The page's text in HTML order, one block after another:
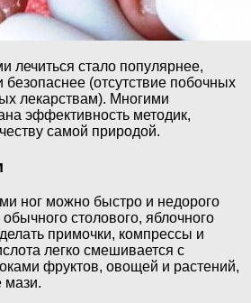
лечиться стало популярнее,
(отсутствие побочных
лекарствам). Многими
эффективность методик,
самой природой.
ног можно быстро и недорого
столового, яблочного
примочки, компрессы и
легко смешивается с
фруктов, овощей и растений,
мази.